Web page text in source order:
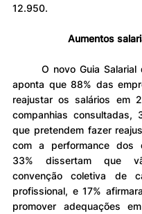
12.950.
Aumentos
aponta que 88% das
reajustar os salários em
companhias consultadas,
que pretendem fazer
com a performance dos
33% dissertam que
convenção coletiva de
profissional, e 17%
promover adequações